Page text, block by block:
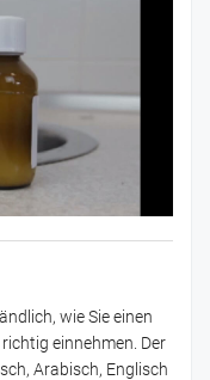
wie Sie einen
einnehmen. Der
Arabisch, Englisch